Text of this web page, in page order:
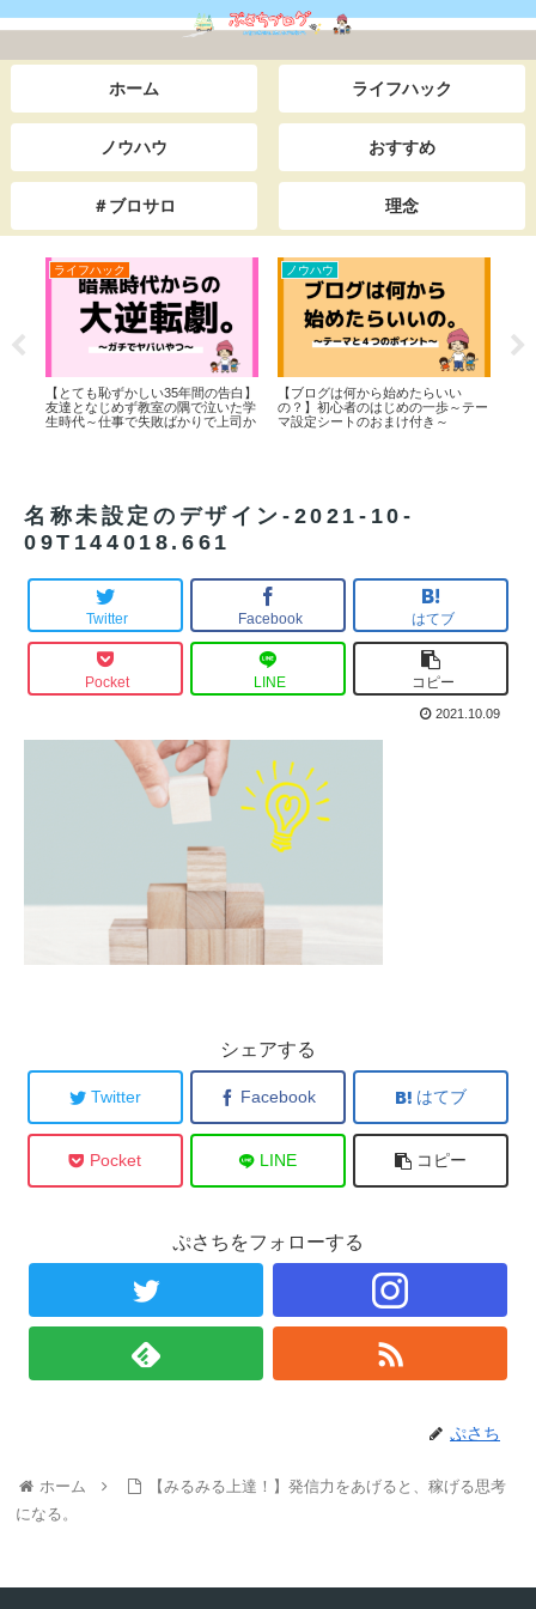
ホーム ライフハック
ノウハウ おすすめ
＃ブロサロ 理念
ライフハック
【とても恥ずかしい35年間の告白】
友達となじめず教室の隅で泣いた学
生時代～仕事で失敗ばかりで上司か
ノウハウ
【ブログは何から始めたらいい
の？】初心者のはじめの一歩～テー
マ設定シートのおまけ付き～
名称未設定のデザイン-2021-10-
09T144018.661
Twitter Facebook はてブ
Pocket LINE コピー
2021.10.09
シェアする
Twitter Facebook はてブ
Pocket LINE コピー
ぷさちをフォローする
ぷさち
ホーム
【みるみる上達！】発信力をあげると、稼げる思考
になる。